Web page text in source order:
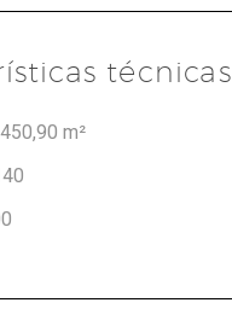
técnicas
m²